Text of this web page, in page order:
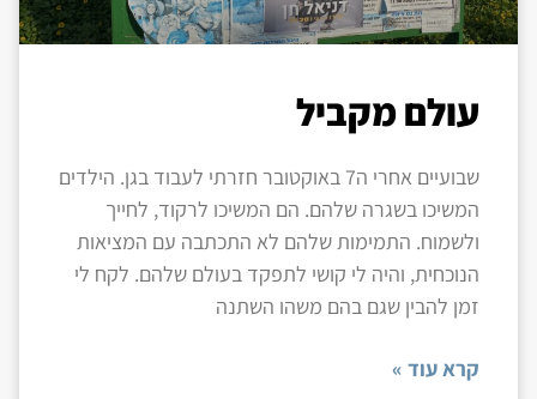
עולם מקביל
שבועיים אחרי ה7 באוקטובר חזרתי לעבוד בגן. הילדים
המשיכו בשגרה שלהם. הם המשיכו לרקוד, לחייך
ולשמוח. התמימות שלהם לא התכתבה עם המציאות
הנוכחית, והיה לי קושי לתפקד בעולם שלהם. לקח לי
זמן להבין שגם בהם משהו השתנה
קרא עוד »